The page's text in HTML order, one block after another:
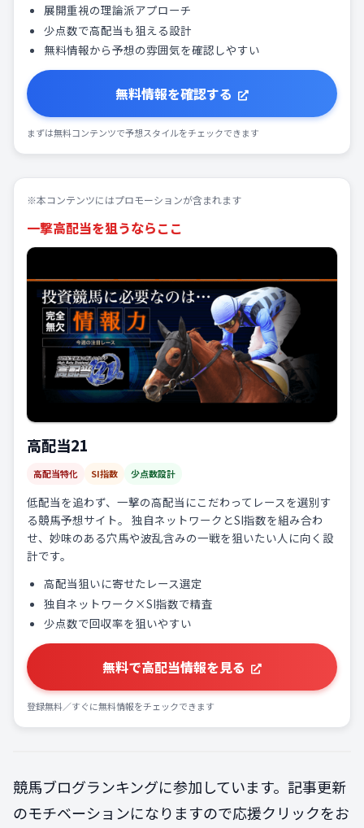
展開重視の理論派アプローチ
少点数で高配当も狙える設計
無料情報から予想の雰囲気を確認しやすい
無料情報を確認する
まずは無料コンテンツで予想スタイルをチェックできます
※本コンテンツにはプロモーションが含まれます
一撃高配当を狙うならここ
高配当21
高配当特化 SI指数 少点数設計
低配当を追わず、一撃の高配当にこだわってレースを選別す
る競馬予想サイト。 独自ネットワークとSI指数を組み合わ
せ、妙味のある穴馬や波乱含みの一戦を狙いたい人に向く設
計です。
高配当狙いに寄せたレース選定
独自ネットワーク×SI指数で精査
少点数で回収率を狙いやすい
無料で高配当情報を見る
登録無料／すぐに無料情報をチェックできます
競馬ブログランキングに参加しています。記事更新
のモチベーションになりますので応援クリックをお